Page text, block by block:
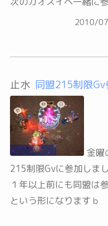
2010/
止水 同盟215制限Gv
金曜
215制限Gvに参加しま
１年以上前にも同盟は
という形になりますｂ